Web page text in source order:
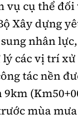
vụ cụ thể đối
Xây dựng
nhân
các vị trí xử
tác nền
mùa